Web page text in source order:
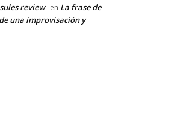
review en La frase de
una improvisación y